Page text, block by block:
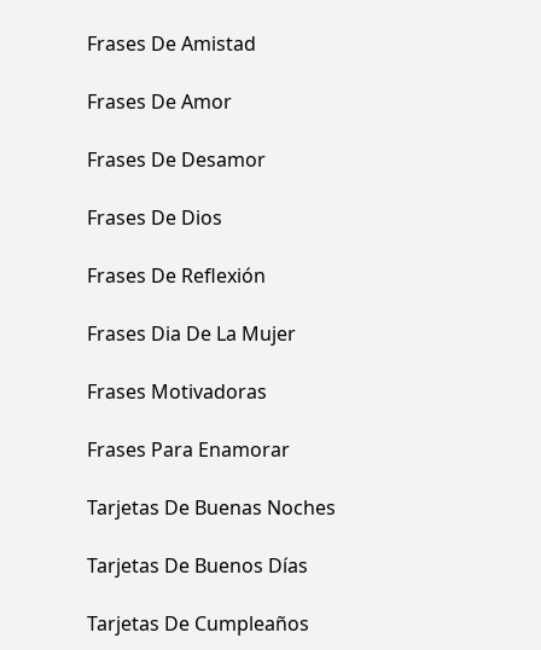
Frases De Amistad
Frases De Amor
Frases De Desamor
Frases De Dios
Frases De Reflexión
Frases Dia De La Mujer
Frases Motivadoras
Frases Para Enamorar
Tarjetas De Buenas Noches
Tarjetas De Buenos Días
Tarjetas De Cumpleaños